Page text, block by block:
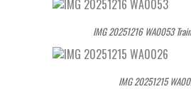
IMG 20251216 WA0053
IMG 20251215